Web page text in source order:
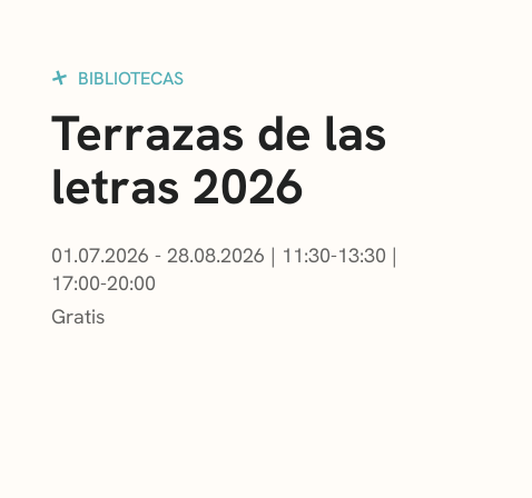
BIBLIOTECAS
Terrazas de las
letras 2026
01.07.2026 - 28.08.2026 | 11:30-13:30 |
17:00-20:00
Gratis